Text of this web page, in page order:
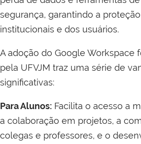
segurança, garantindo a
institucionais e dos usuários.
A adoção do Google Workspace
pela UFVJM traz uma série de
significativas:
Para Alunos: Facilita o acesso a
a colaboração em projetos, a
colegas e professores, e o